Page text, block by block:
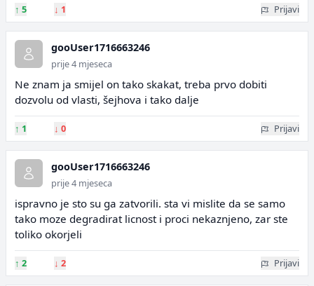
↑ 5 ↓ 1 Prijavi
gooUser1716663246
prije 4 mjeseca
Ne znam ja smijel on tako skakat, treba prvo dobiti
dozvolu od vlasti, šejhova i tako dalje
↑ 1 ↓ 0 Prijavi
gooUser1716663246
prije 4 mjeseca
ispravno je sto su ga zatvorili. sta vi mislite da se samo
tako moze degradirat licnost i proci nekaznjeno, zar ste
toliko okorjeli
↑ 2 ↓ 2 Prijavi